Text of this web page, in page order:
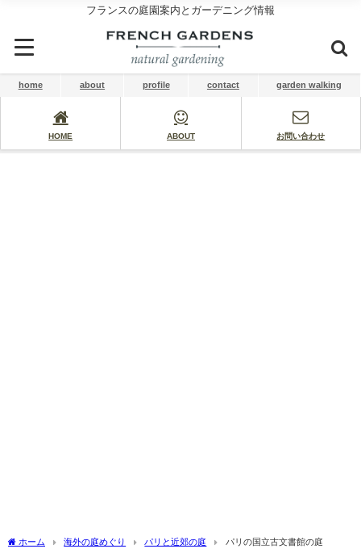
フランスの庭園案内とガーデニング情報
home about profile contact garden walking
HOME ABOUT お問い合わせ
ホーム 海外の庭めぐり パリと近郊の庭 パリの国立古文書館の庭